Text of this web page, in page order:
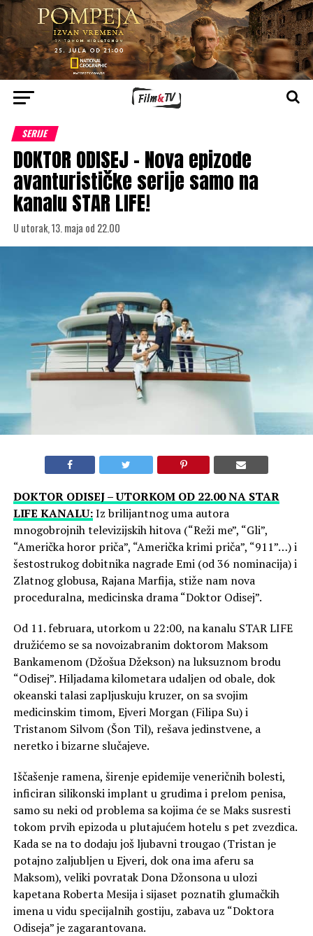
SERIJE
DOKTOR ODISEJ – Nova epizode
avanturističke serije samo na
kanalu STAR LIFE!
U utorak, 13. maja od 22.00
DOKTOR ODISEJ – UTORKOM OD 22.00 NA STAR
LIFE KANALU:Iz brilijantnog uma autora
mnogobrojnih televizijskih hitova (“Reži me”, “Gli”,
“Američka horor priča”, “Američka krimi priča”, “911”…) i
šestostrukog dobitnika nagrade Emi (od 36 nominacija) i
Zlatnog globusa, Rajana Marfija, stiže nam nova
proceduralna, medicinska drama “Doktor Odisej”.
Od 11. februara, utorkom u 22:00, na kanalu STAR LIFE
družićemo se sa novoizabranim doktorom Maksom
Bankamenom (Džošua Džekson) na luksuznom brodu
“Odisej”. Hiljadama kilometara udaljen od obale, dok
okeanski talasi zapljuskuju kruzer, on sa svojim
medicinskim timom, Ejveri Morgan (Filipa Su) i
Tristanom Silvom (Šon Til), rešava jedinstvene, a
neretko i bizarne slučajeve.
Iščašenje ramena, širenje epidemije veneričnih bolesti,
inficiran silikonski implant u grudima i prelom penisa,
samo su neki od problema sa kojima će se Maks susresti
tokom prvih epizoda u plutajućem hotelu s pet zvezdica.
Kada se na to dodaju još ljubavni trougao (Tristan je
potajno zaljubljen u Ejveri, dok ona ima aferu sa
Maksom), veliki povratak Dona Džonsona u ulozi
kapetana Roberta Mesija i sijaset poznatih glumačkih
imena u vidu specijalnih gostiju, zabava uz “Doktora
Odiseja” je zagarantovana.